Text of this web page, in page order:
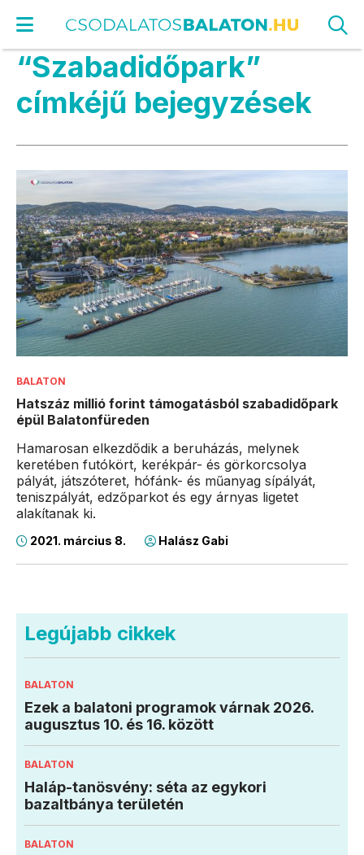
“Szabadidőpark”
címkéjű bejegyzések
BALATON
Hatszáz millió forint támogatásból szabadidőpark
épül Balatonfüreden
Hamarosan elkezdődik a beruházás, melynek
keretében futókört, kerékpár- és görkorcsolya
pályát, játszóteret, hófánk- és műanyag sípályát,
teniszpályát, edzőparkot és egy árnyas ligetet
alakítanak ki.
2021. március 8. Halász Gabi
Legújabb cikkek
BALATON
Ezek a balatoni programok várnak 2026.
augusztus 10. és 16. között
BALATON
Haláp-tanösvény: séta az egykori
bazaltbánya területén
BALATON